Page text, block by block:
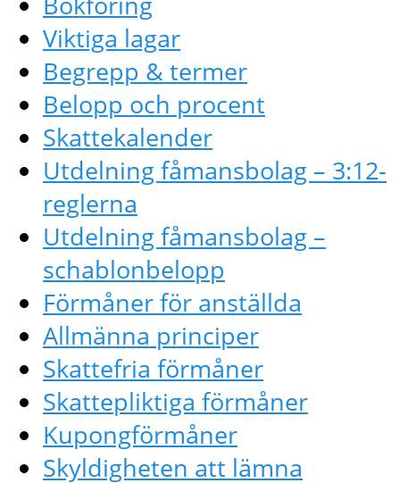
Viktiga lagar
Begrepp & termer
Belopp och procent
Skattekalender
Utdelning fåmansbolag – 3:12-
reglerna
Utdelning fåmansbolag –
schablonbelopp
Förmåner för anställda
Allmänna principer
Skattefria förmåner
Skattepliktiga förmåner
Kupongförmåner
Skyldigheten att lämna